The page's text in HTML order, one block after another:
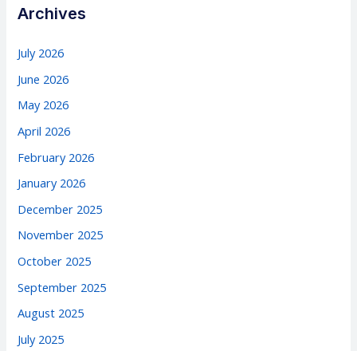
Archives
July 2026
June 2026
May 2026
April 2026
February 2026
January 2026
December 2025
November 2025
October 2025
September 2025
August 2025
July 2025